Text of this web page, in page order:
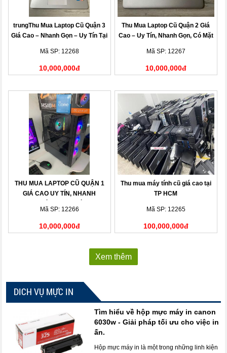
trungThu Mua Laptop Cũ Quận 3
Giá Cao – Nhanh Gọn – Uy Tín Tại
Mã SP: 12268
10,000,000đ
Thu Mua Laptop Cũ Quận 2 Giá
Cao – Uy Tín, Nhanh Gọn, Có Mặt
Mã SP: 12267
10,000,000đ
THU MUA LAPTOP CŨ QUẬN 1
GIÁ CAO UY TÍN, NHANH
Mã SP: 12266
10,000,000đ
Thu mua máy tính cũ giá cao tại
TP HCM
Mã SP: 12265
100,000,000đ
Xem thêm
DICH VỤ MỰC IN
Tìm hiểu về hộp mực máy in canon
6030w - Giải pháp tối ưu cho việc in
ấn.
Hộp mực máy in là một trong những linh kiện